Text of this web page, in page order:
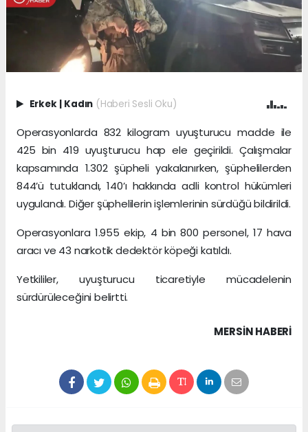
Erkek | Kadın (Haberi Sesli Oku)
Operasyonlarda 832 kilogram uyuşturucu madde ile
425 bin 419 uyuşturucu hap ele geçirildi. Çalışmalar
kapsamında 1.302 şüpheli yakalanırken, şüphelilerden
844’ü tutuklandı, 140’ı hakkında adli kontrol hükümleri
uygulandı. Diğer şüphelilerin işlemlerinin sürdüğü bildirildi.
Operasyonlara 1.955 ekip, 4 bin 800 personel, 17 hava
aracı ve 43 narkotik dedektör köpeği katıldı.
Yetkililer, uyuşturucu ticaretiyle mücadelenin
sürdürüleceğini belirtti.
MERSIN HABERİ